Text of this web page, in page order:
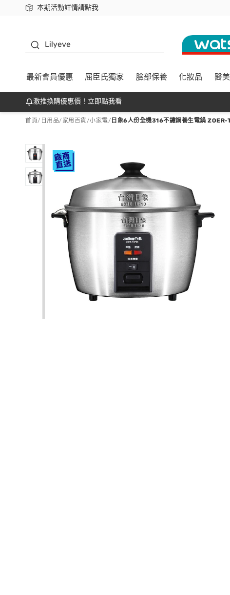
本期活動詳情請點我
下載app最高回饋$350
Lilyeve
最新會員優惠 屈臣氏獨家 臉部保養 化妝品 醫美
激推換購優惠價！立即點我看
首頁/ 日用品/ 家用百貨/小家電/ 日象6人份全機316不鏽鋼養生電鍋 ZOER-